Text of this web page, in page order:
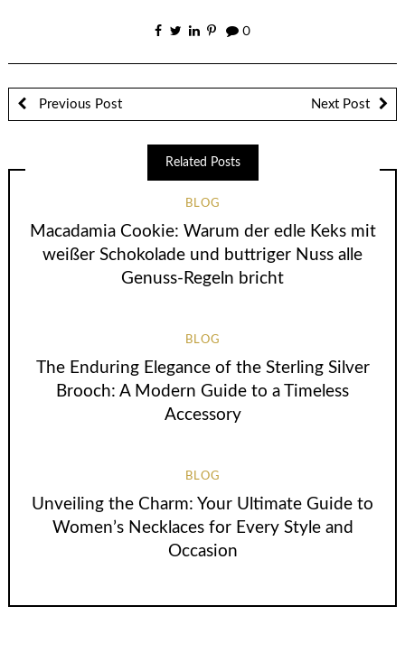
0
Previous Post Next Post
Related Posts
BLOG
Macadamia Cookie: Warum der edle Keks mit
weißer Schokolade und buttriger Nuss alle
Genuss-Regeln bricht
BLOG
The Enduring Elegance of the Sterling Silver
Brooch: A Modern Guide to a Timeless
Accessory
BLOG
Unveiling the Charm: Your Ultimate Guide to
Women’s Necklaces for Every Style and
Occasion